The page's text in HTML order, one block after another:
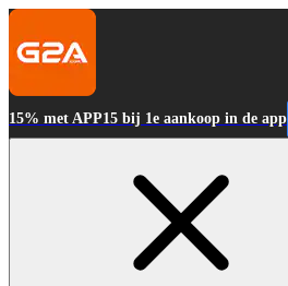
15% met APP15 bij 1e aankoop in de app